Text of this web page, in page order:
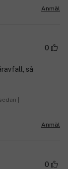
Anmäl
0
så
|
Anmäl
0